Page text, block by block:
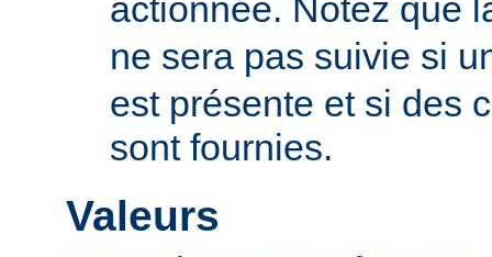
actionnée. Notez que
ne sera pas suivie si
est présente et si des
sont fournies.
Valeurs